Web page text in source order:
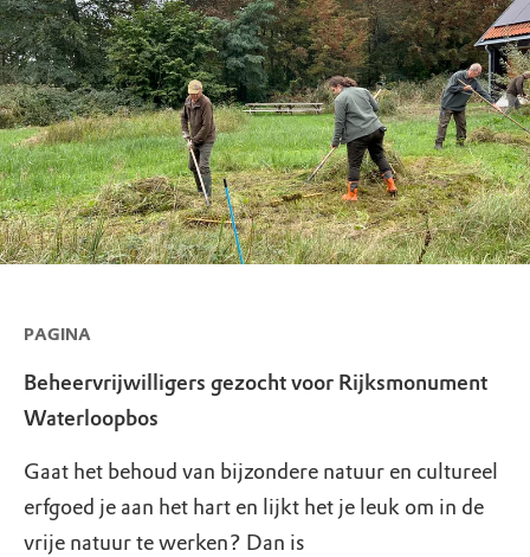
PAGINA
Beheervrijwilligers gezocht voor Rijksmonument
Waterloopbos
Gaat het behoud van bijzondere natuur en cultureel
erfgoed je aan het hart en lijkt het je leuk om in de
vrije natuur te werken? Dan is